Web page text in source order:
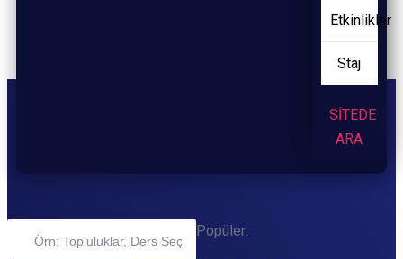
Etkinlikler
Staj
SİTEDE
ARA
Popüler: